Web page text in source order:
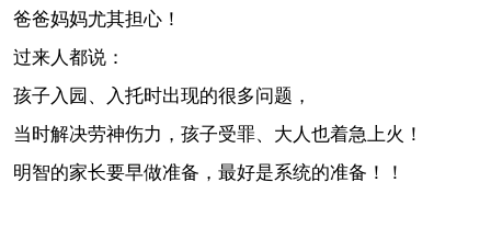
爸爸妈妈尤其担心！
过来人都说：
孩子入园、入托时出现的很多问题，
当时解决劳神伤力，孩子受罪、大人也着急上火！
明智的家长要早做准备，最好是系统的准备！！